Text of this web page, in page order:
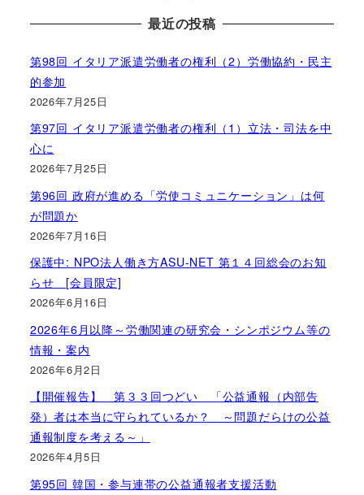
最近の投稿
第98回 イタリア派遣労働者の権利（2）労働協約・民主
的参加
2026年7月25日
第97回 イタリア派遣労働者の権利（1）立法・司法を中
心に
2026年7月25日
第96回 政府が進める「労使コミュニケーション」は何
が問題か
2026年7月16日
保護中: NPO法人働き方ASU-NET 第１４回総会のお知
らせ [会員限定]
2026年6月16日
2026年6月以降～労働関連の研究会・シンポジウム等の
情報・案内
2026年6月2日
【開催報告】 第３３回つどい 「公益通報（内部告
発）者は本当に守られているか？ ～問題だらけの公益
通報制度を考える～」
2026年4月5日
第95回 韓国・参与連帯の公益通報者支援活動